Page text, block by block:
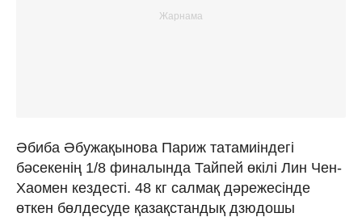
Әбиба Әбужақынова Париж татамиіндегі
бәсекенің 1/8 финалында Тайпей өкілі Лин Чен-
Хаомен кездесті. 48 кг салмақ дәрежесінде
өткен бөлдесуде қазақстандық дзюдошы